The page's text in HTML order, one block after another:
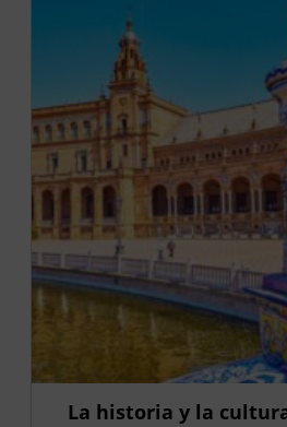
La historia y la